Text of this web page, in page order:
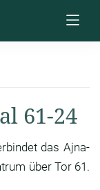
61-24
das Ajna-
über Tor 61.